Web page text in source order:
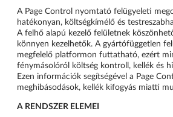
A Page Control nyomtató felügyeleti
hatékonyan, költségkímélő és
A felhő alapú kezelő felületnek
könnyen kezelhetők. A gyártófüggetlen
megfelelő platformon futtatható, ezért
fénymásolóról költség kontroll, kellék és
Ezen információk segítségével a Page
meghibásodások, kellék kifogyás miatti
A RENDSZER ELEMEI